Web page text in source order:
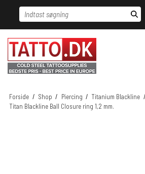
Indtast søgning
Forside / Shop / Piercing / Titanium Blackline /
Titan Blackline Ball Closure ring 1,2 mm.